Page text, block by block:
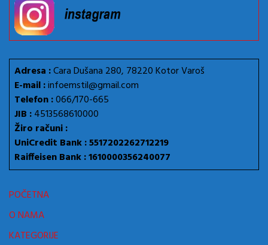
Adresa :Cara Dušana 280, 78220 Kotor Varoš
E-mail :infoemstil@gmail.com
Telefon :066/170-665
JIB :4513568610000
Žiro računi :
UniCredit Bank : 5517202262712219
Raiffeisen Bank : 1610000356240077
POČETNA
O NAMA
KATEGORIJE